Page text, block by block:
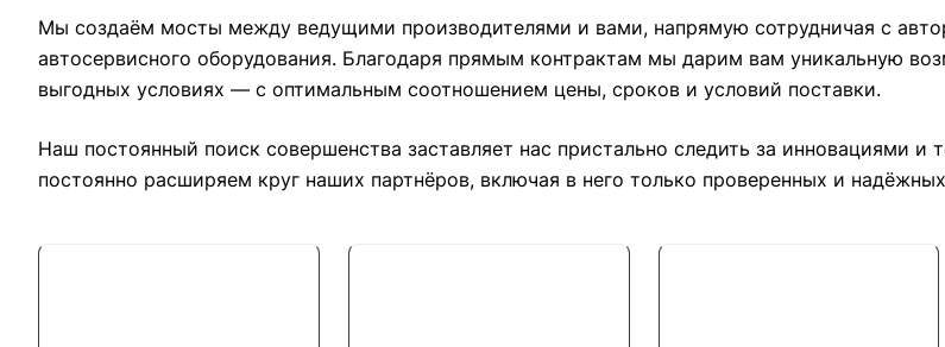
Мы создаём мосты между ведущими производителями и вами, напрямую сотрудничая с
автосервисного оборудования. Благодаря прямым контрактам мы дарим вам уникальную
выгодных условиях — с оптимальным соотношением цены, сроков и условий поставки.
Наш постоянный поиск совершенства заставляет нас пристально следить за инновациями
постоянно расширяем круг наших партнёров, включая в него только проверенных и